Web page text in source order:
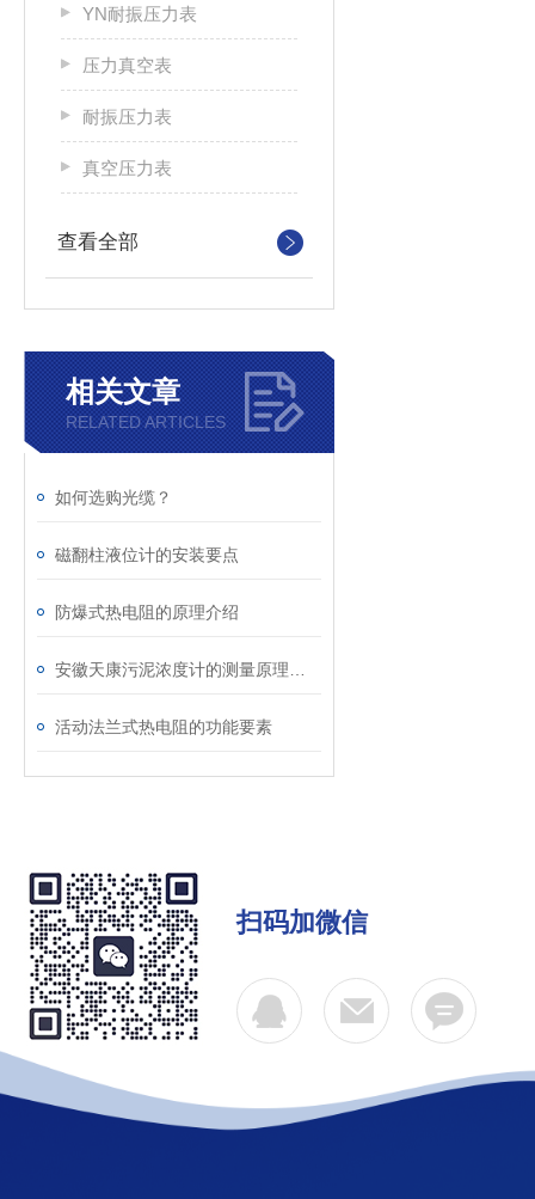
YN耐振压力表
压力真空表
耐振压力表
真空压力表
查看全部
相关文章
RELATED ARTICLES
如何选购光缆？
磁翻柱液位计的安装要点
防爆式热电阻的原理介绍
活动法兰式热电阻的功能要素
扫码加微信